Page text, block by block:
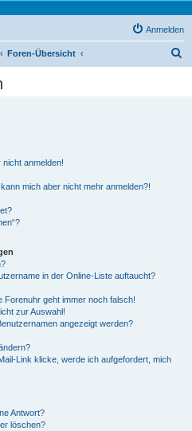
Anmelden
Foren-Übersicht
anmelden!
mich aber nicht mehr anmelden?!
in der Online-Liste auftaucht?
Forenuhr geht immer noch falsch!
zur Auswahl!
angezeigt werden?
Link klicke, werde ich aufgefordert, mich
Antwort?
löschen?